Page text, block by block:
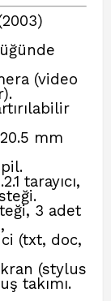
(video
mm
tarayıcı,
3 adet
(txt, doc,
(stylus
takımı.